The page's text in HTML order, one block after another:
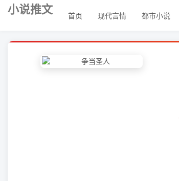
小说推文 首页 现代言情 都市小说